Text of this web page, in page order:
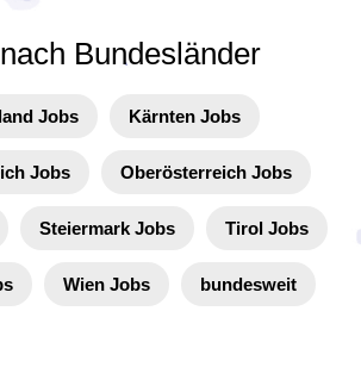
Bundesländer
Jobs Kärnten Jobs
Jobs Oberösterreich Jobs
Steiermark Jobs Tirol Jobs
Wien Jobs bundesweit